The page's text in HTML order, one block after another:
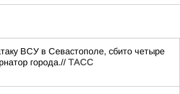
ВСУ в Севастополе, сбито четыре
города.// ТАСС